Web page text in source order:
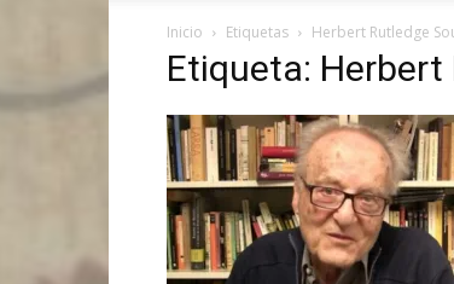
Inicio Etiquetas Herbert Rutledge
Etiqueta: